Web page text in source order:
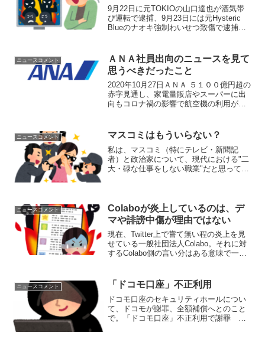
9月22日に元TOKIOの山口達也が酒気帯
び運転で逮捕、9月23日には元Hysteric
Blueのナオキ強制わいせつ致傷で逮捕
それを見て、更生することの難しさや芸
能界...
ニュースコメント
ＡＮＡ社員出向のニュースを見て
思うべきだったこと
2020年10月27日ＡＮＡ ５１００億円超の
赤字見通し、家電量販店やスーパーに出
向もコロナ禍の影響で航空機の利用が激
せる、というお話。今も昔も、やはり航
空会社の、更に...
ニュースコメント マスコミはもういらない？
私は、マスコミ（特にテレビ・新聞記
者）と政治家について、現代における"二
大・碌な仕事をしない職業"だと思ってい
の記事はこちら。大麻―...
ニュースコメント
Colaboが炎上しているのは、デ
マや誹謗中傷が理由ではない
現在、Twitter上で嘗て無い程の炎上を見
せている一般社団法人Colabo。それに対
するColabo側の言い分はある意味で一貫
らせ」としています。確かに、「事の始
ま...
ニュースコメント 「ドコモ口座」不正利用
ドコモ口座のセキュリティホールについ
て、ドコモが謝罪、全額補償へとのこと
で。「ドコモ口座」不正利用で謝罪 被